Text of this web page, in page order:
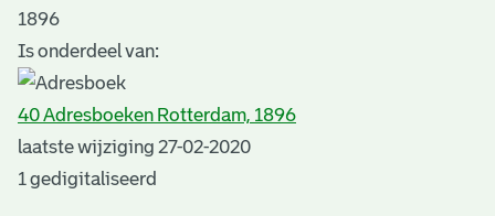
1896
Is onderdeel van:
40 Adresboeken Rotterdam, 1896
laatste wijziging 27-02-2020
1 gedigitaliseerd